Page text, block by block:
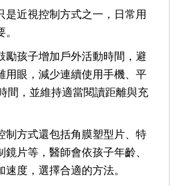
是近視控制方式之一，日常用
勵孩子增加戶外活動時間，避
用眼，減少連續使用手機、平
間，並維持適當閱讀距離與充
制方式還包括角膜塑型片、特
鏡片等，醫師會依孩子年齡、
速度，選擇合適的方法。